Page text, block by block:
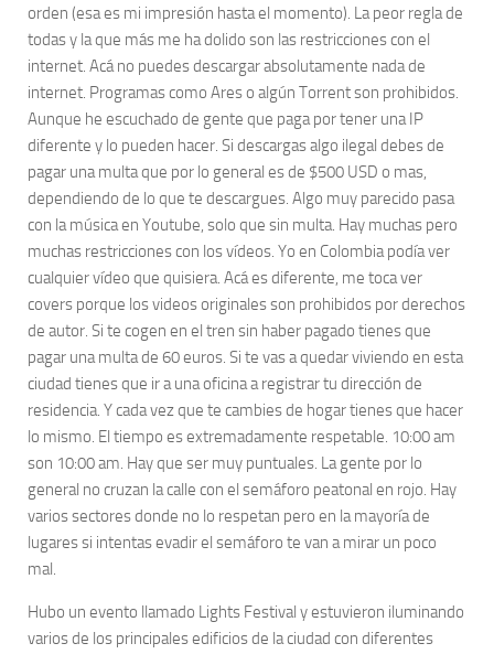
orden (esa es mi impresión hasta el momento). La peor regla de
todas y la que más me ha dolido son las restricciones con el
internet. Acá no puedes descargar absolutamente nada de
internet. Programas como Ares o algún Torrent son prohibidos.
Aunque he escuchado de gente que paga por tener una IP
diferente y lo pueden hacer. Si descargas algo ilegal debes de
pagar una multa que por lo general es de $500 USD o mas,
dependiendo de lo que te descargues. Algo muy parecido pasa
con la música en Youtube, solo que sin multa. Hay muchas pero
muchas restricciones con los vídeos. Yo en Colombia podía ver
cualquier vídeo que quisiera. Acá es diferente, me toca ver
covers porque los videos originales son prohibidos por derechos
de autor. Si te cogen en el tren sin haber pagado tienes que
pagar una multa de 60 euros. Si te vas a quedar viviendo en esta
ciudad tienes que ir a una oficina a registrar tu dirección de
residencia. Y cada vez que te cambies de hogar tienes que hacer
lo mismo. El tiempo es extremadamente respetable. 10:00 am
son 10:00 am. Hay que ser muy puntuales. La gente por lo
general no cruzan la calle con el semáforo peatonal en rojo. Hay
varios sectores donde no lo respetan pero en la mayoría de
lugares si intentas evadir el semáforo te van a mirar un poco
mal.
Hubo un evento llamado Lights Festival y estuvieron iluminando
varios de los principales edificios de la ciudad con diferentes